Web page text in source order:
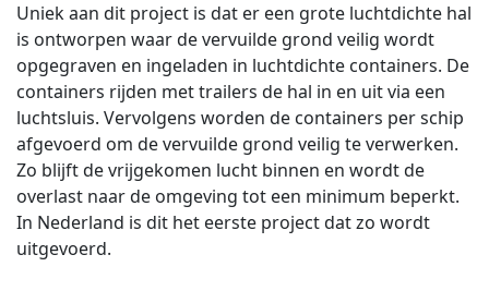
Uniek aan dit project is dat er een grote luchtdichte hal
is ontworpen waar de vervuilde grond veilig wordt
opgegraven en ingeladen in luchtdichte containers. De
containers rijden met trailers de hal in en uit via een
luchtsluis. Vervolgens worden de containers per schip
afgevoerd om de vervuilde grond veilig te verwerken.
Zo blijft de vrijgekomen lucht binnen en wordt de
overlast naar de omgeving tot een minimum beperkt.
In Nederland is dit het eerste project dat zo wordt
uitgevoerd.